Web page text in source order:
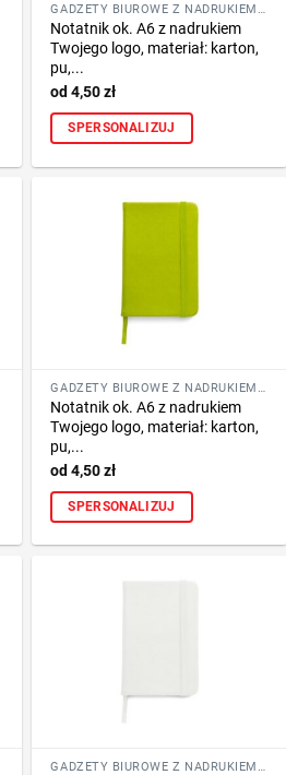
GADŻETY BIUROWE Z NADRUKIEM LOGO FIRMY
Notatnik ok. A6 z nadrukiem
Twojego logo, materiał: karton,
pu,...
4,50zł
SPERSONALIZUJ
GADŻETY BIUROWE Z NADRUKIEM LOGO FIRMY
Notatnik ok. A6 z nadrukiem
Twojego logo, materiał: karton,
pu,...
4,50zł
SPERSONALIZUJ
GADŻETY BIUROWE Z NADRUKIEM LOGO FIRMY